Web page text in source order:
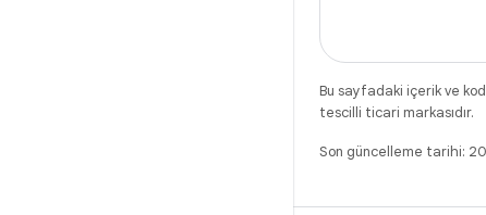
Bu sayfadaki içerik ve
tescilli ticari markasıdır.
Son güncelleme tarihi: